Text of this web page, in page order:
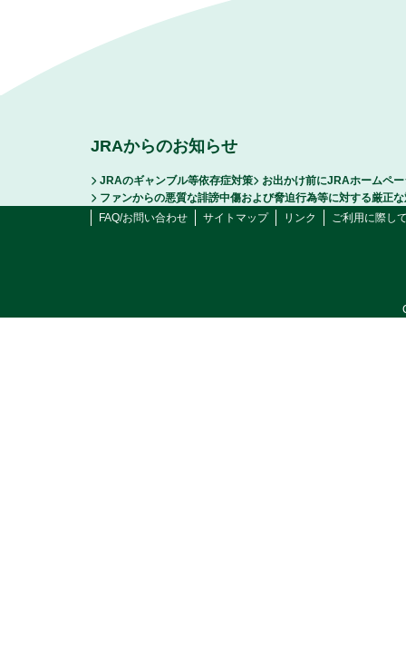
JRAからのお知らせ
JRAのギャンブル等依存症対策
お出かけ前にJRAホームペ
ファンからの悪質な誹謗中傷および脅迫行為等に対する厳正
FAQ/お問い合わせ
サイトマップ リンク ご利用に際し